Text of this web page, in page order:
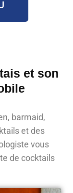
et son
barmaid,
et des
vous
de cocktails